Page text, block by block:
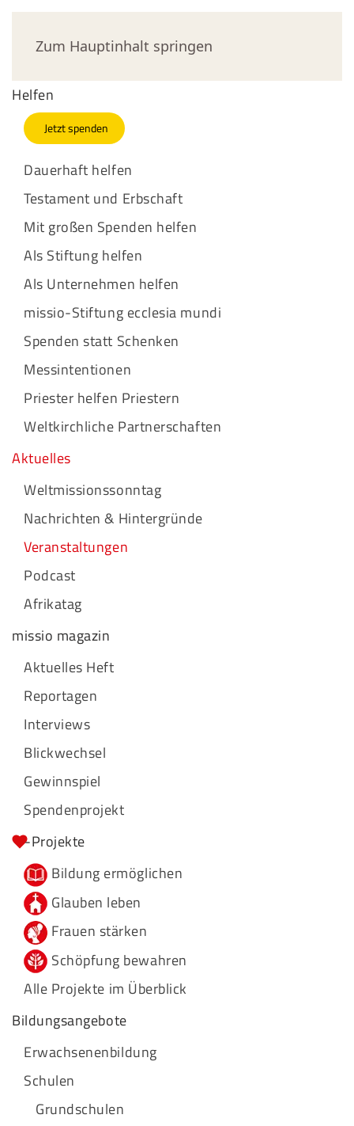
Zum Hauptinhalt springen
Helfen
Jetzt spenden
Dauerhaft helfen
Testament und Erbschaft
Mit großen Spenden helfen
Als Stiftung helfen
Als Unternehmen helfen
missio-Stiftung ecclesia mundi
Spenden statt Schenken
Messintentionen
Priester helfen Priestern
Weltkirchliche Partnerschaften
Aktuelles
Weltmissionssonntag
Nachrichten & Hintergründe
Veranstaltungen
Podcast
Afrikatag
missio magazin
Aktuelles Heft
Reportagen
Interviews
Blickwechsel
Gewinnspiel
Spendenprojekt
-Projekte
Bildung ermöglichen
Glauben leben
Frauen stärken
Schöpfung bewahren
Alle Projekte im Überblick
Bildungsangebote
Erwachsenenbildung
Schulen
Grundschulen